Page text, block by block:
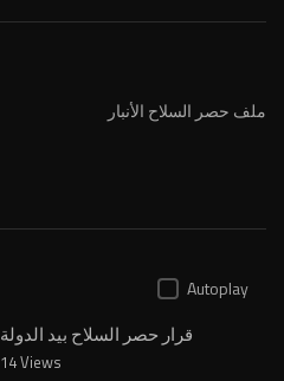
ملف حصر السلاح الأنبار
Autoplay
قرار حصر السلاح بيد الدولة
14 Views